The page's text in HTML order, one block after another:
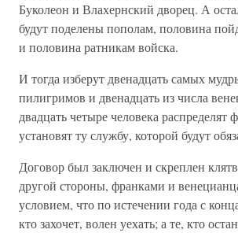
Буколеон и Влахернский дворец. А
будут поделены пополам, половина
и половина ратникам войска.
И тогда изберут двенадцать самых
пилигримов и двенадцать из числа
двадцать четыре человека распределят
установят ту службу, которой будут
Договор был заключен и скреплен
другой стороны, франками и
условием, что по истечении года с
кто захочет, волен уехать; а те, кто